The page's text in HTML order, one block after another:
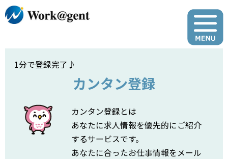
1分で登録完了♪
カンタン登録
カンタン登録とは
あなたに求人情報を優先的にご紹介
するサービスです。
あなたに合ったお仕事情報をメール